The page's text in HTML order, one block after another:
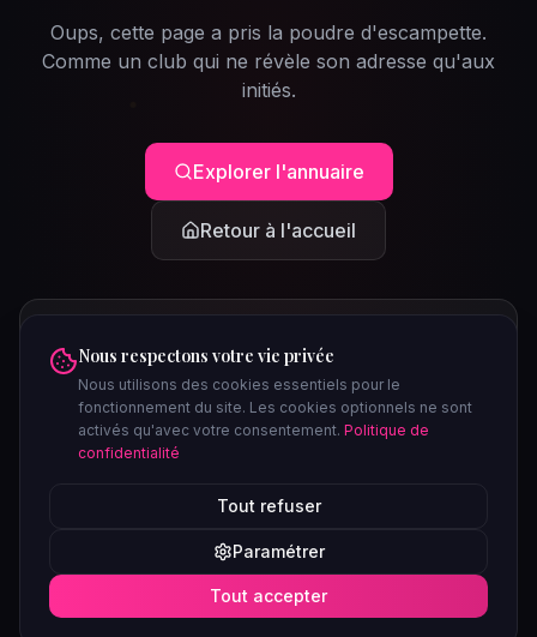
Oups, cette page a pris la poudre d'escampette.
Comme un club qui ne révèle son adresse qu'aux
initiés.
Explorer l'annuaire
Retour à l'accueil
Soirées ce week-end
Nous respectons votre vie privée
Nous utilisons des cookies essentiels pour le
fonctionnement du site. Les cookies optionnels ne sont
activés qu'avec votre consentement. Politique de
confidentialité
Tout refuser
Paramétrer
Tout accepter